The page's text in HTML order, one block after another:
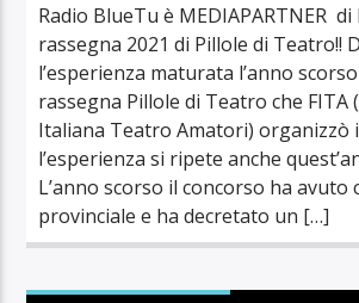
Radio BlueTu è MEDIAPARTNER di
rassegna 2021 di Pillole di Teatro!!
l’esperienza maturata l’anno
rassegna Pillole di Teatro che FITA
Italiana Teatro Amatori) organizzò
l’esperienza si ripete anche
L’anno scorso il concorso ha avuto
provinciale e ha decretato un […]